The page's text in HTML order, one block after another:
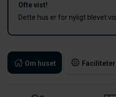
Om huset Faciliteter
Ofte vist!
Dette hus er for nyligt blevet